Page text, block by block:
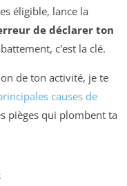
éligible, lance la
de déclarer ton
c'est la clé.
de ton activité, je te
causes de
pièges qui plombent ta